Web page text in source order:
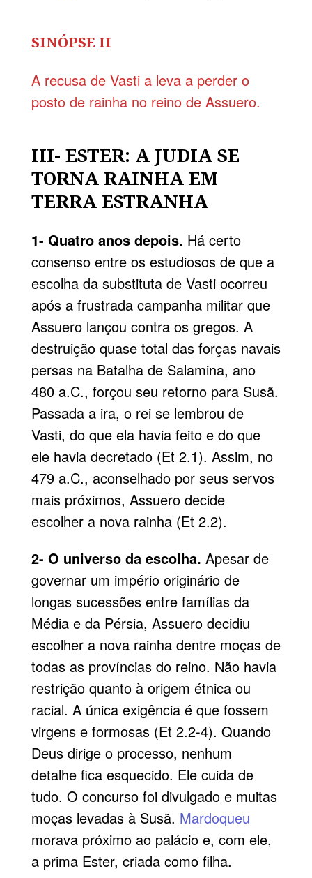
SINÓPSE II
A recusa de Vasti a leva a perder o
posto de rainha no reino de Assuero.
III- ESTER: A JUDIA SE
TORNA RAINHA EM
TERRA ESTRANHA
1- Quatro anos depois. Há certo
consenso entre os estudiosos de que a
escolha da substituta de Vasti ocorreu
após a frustrada campanha militar que
Assuero lançou contra os gregos. A
destruição quase total das forças navais
persas na Batalha de Salamina, ano
480 a.C., forçou seu retorno para Susã.
Passada a ira, o rei se lembrou de
Vasti, do que ela havia feito e do que
ele havia decretado (Et 2.1). Assim, no
479 a.C., aconselhado por seus servos
mais próximos, Assuero decide
escolher a nova rainha (Et 2.2).
2- O universo da escolha. Apesar de
governar um império originário de
longas sucessões entre famílias da
Média e da Pérsia, Assuero decidiu
escolher a nova rainha dentre moças de
todas as províncias do reino. Não havia
restrição quanto à origem étnica ou
racial. A única exigência é que fossem
virgens e formosas (Et 2.2-4). Quando
Deus dirige o processo, nenhum
detalhe fica esquecido. Ele cuida de
tudo. O concurso foi divulgado e muitas
moças levadas à Susã. Mardoqueu
morava próximo ao palácio e, com ele,
a prima Ester, criada como filha.